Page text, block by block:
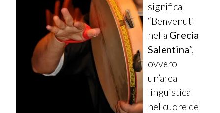
significa
“Benvenuti
nella Grecìa
Salentina”,
ovvero
un’area
linguistica
nel cuore del